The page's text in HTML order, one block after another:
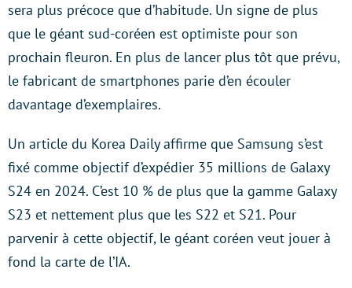
sera plus précoce que d’habitude. Un signe de plus
que le géant sud-coréen est optimiste pour son
prochain fleuron. En plus de lancer plus tôt que prévu,
le fabricant de smartphones parie d’en écouler
davantage d’exemplaires.
Un article du Korea Daily affirme que Samsung s’est
fixé comme objectif d’expédier 35 millions de Galaxy
S24 en 2024. C’est 10 % de plus que la gamme Galaxy
S23 et nettement plus que les S22 et S21. Pour
parvenir à cette objectif, le géant coréen veut jouer à
fond la carte de l’IA.